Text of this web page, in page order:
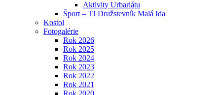
Aktivity Urbariátu
Šport – TJ Družstevník Malá Ida
Kostol
Fotogalérie
Rok 2026
Rok 2025
Rok 2024
Rok 2023
Rok 2022
Rok 2021
Rok 2020